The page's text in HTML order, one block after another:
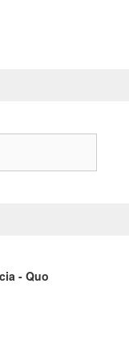
- Quo